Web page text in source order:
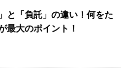
と「負託」の違い！何をた
最大のポイント！